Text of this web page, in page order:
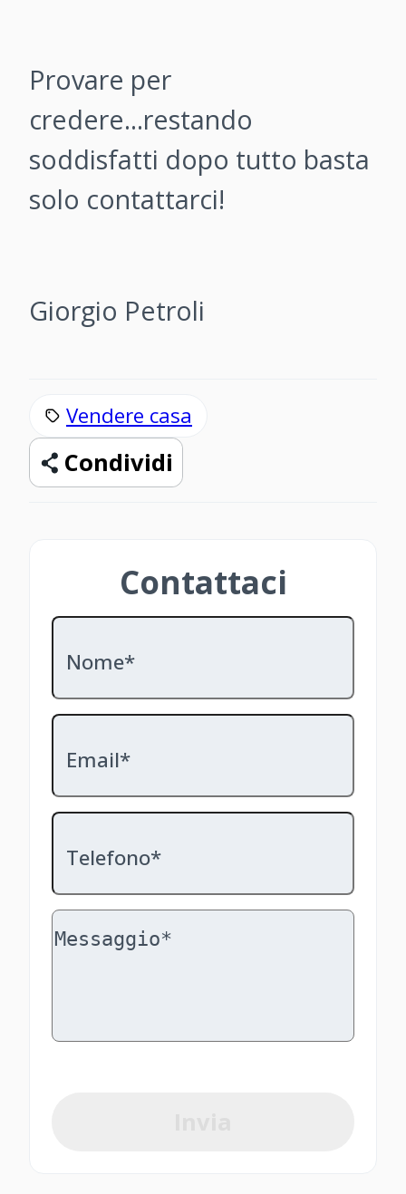
Provare per
credere...restando
soddisfatti dopo tutto basta
solo contattarci!
Giorgio Petroli
Vendere casa
Condividi
Contattaci
Nome*
Email*
Telefono*